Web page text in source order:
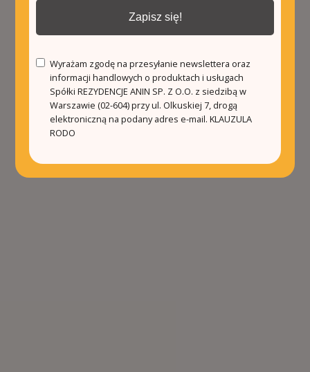
Zapisz się!
Wyrażam zgodę na przesyłanie newslettera oraz
informacji handlowych o produktach i usługach
Spółki REZYDENCJE ANIN SP. Z O.O. z siedzibą w
Warszawie (02-604) przy ul. Olkuskiej 7, drogą
elektroniczną na podany adres e-mail.KLAUZULA
RODO